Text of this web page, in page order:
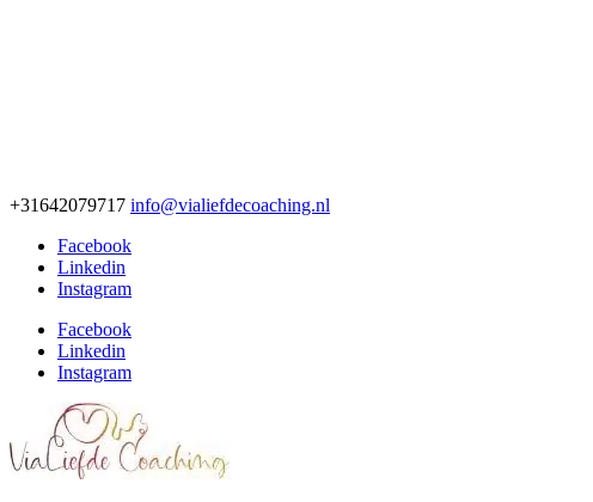
+31642079717 info@vialiefdecoaching.nl
Facebook
Linkedin
Instagram
Facebook
Linkedin
Instagram